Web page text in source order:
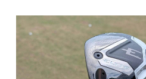
Golf News ゴルフニュース
REVIEWS 製品レビュー
DRIVERS ドライバー